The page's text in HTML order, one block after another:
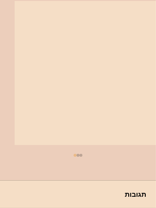
תגובות